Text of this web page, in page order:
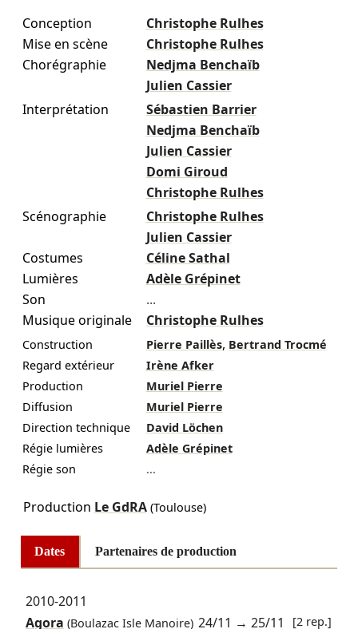
Conception
Christophe Rulhes
Mise en scène
Christophe Rulhes
Chorégraphie
Nedjma Benchaïb
Julien Cassier
Interprétation
Sébastien Barrier
Nedjma Benchaïb
Julien Cassier
Domi Giroud
Christophe Rulhes
Scénographie
Christophe Rulhes
Julien Cassier
Costumes
Céline Sathal
Lumières
Adèle Grépinet
Son
...
Musique originale
Christophe Rulhes
Construction Pierre Paillès, Bertrand Trocmé
Regard extérieur
Irène Afker
Production
Muriel Pierre
Diffusion
Muriel Pierre
Direction technique
David Löchen
Régie lumières
Adèle Grépinet
Régie son
...
Production Le GdRA(Toulouse)
Dates Partenaires de production
2010-2011
Agora (Boulazac Isle Manoire) 24/11 →25/11 [2 rep.]